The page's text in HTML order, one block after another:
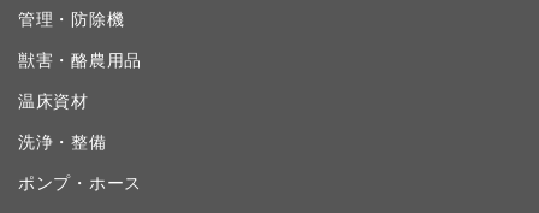
管理・防除機
獣害・酪農用品
温床資材
洗浄・整備
ポンプ・ホース